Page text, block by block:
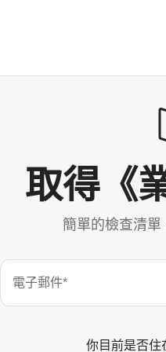
取得《
簡單的檢查清
電子郵件*
你目前是否住